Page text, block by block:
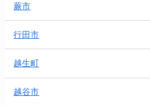
蕨市
行田市
越生町
越谷市